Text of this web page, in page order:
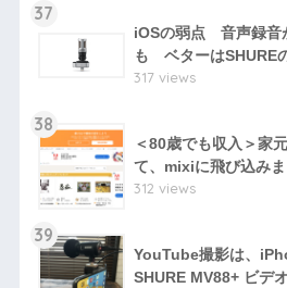
37
iOSの弱点 音声録
も ベターはSHURE
317 views
38
＜80歳でも収入＞家
て、mixiに飛び込みま
312 views
39
YouTube撮影は、
SHURE MV88+ ビデ